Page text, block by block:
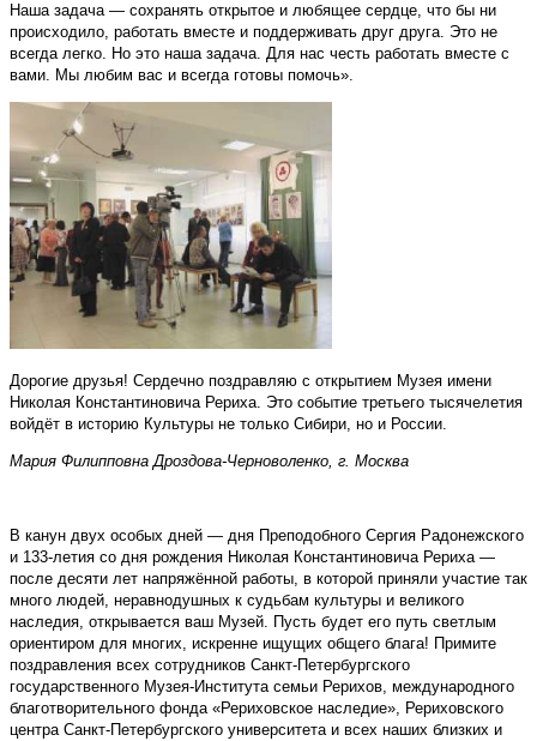
Наша задача — сохранять открытое и любящее сердце, что бы ни
происходило, работать вместе и поддерживать друг друга. Это не
всегда легко. Но это наша задача. Для нас честь работать вместе с
вами. Мы любим вас и всегда готовы помочь».
Дорогие друзья! Сердечно поздравляю с открытием Музея имени
Николая Константиновича Рериха. Это событие третьего тысячелетия
войдёт в историю Культуры не только Сибири, но и России.
Мария Филипповна Дроздова-Черноволенко, г. Москва
В канун двух особых дней — дня Преподобного Сергия Радонежского
и 133-летия со дня рождения Николая Константиновича Рериха —
после десяти лет напряжённой работы, в которой приняли участие так
много людей, неравнодушных к судьбам культуры и великого
наследия, открывается ваш Музей. Пусть будет его путь светлым
ориентиром для многих, искренне ищущих общего блага! Примите
поздравления всех сотрудников Санкт-Петербургского
государственного Музея-Института семьи Рерихов, международного
благотворительного фонда «Рериховское наследие», Рериховского
центра Санкт-Петербургского университета и всех наших близких и